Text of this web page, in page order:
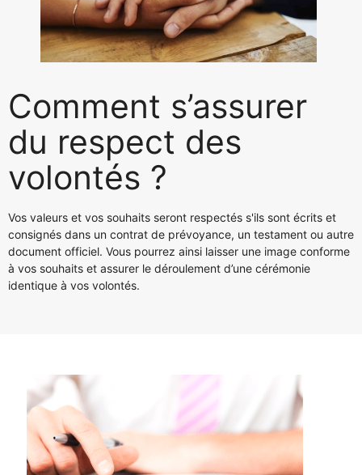
Comment s’assurer
du respect des
volontés ?
Vos valeurs et vos souhaits seront respectés s'ils sont écrits et
consignés dans un contrat de prévoyance, un testament ou autre
document officiel. Vous pourrez ainsi laisser une image conforme
à vos souhaits et assurer le déroulement d’une cérémonie
identique à vos volontés.